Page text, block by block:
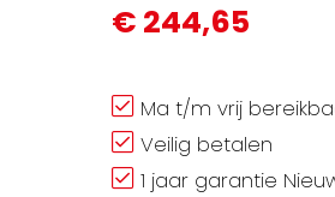
€ 244,65
Ma t/m vrij
Veilig betalen
1 jaar garantie